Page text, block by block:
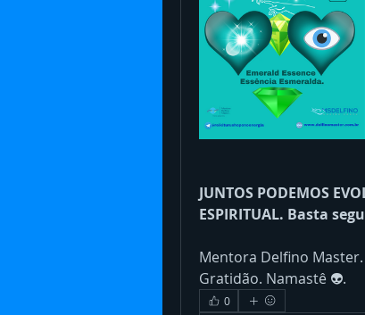
JUNTOS PODEMOS
ESPIRITUAL. Basta
Mentora Delfino
Gratidão. Namastê 👽.
0